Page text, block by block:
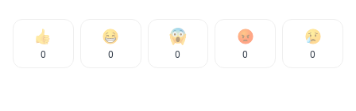
0 0 0 0 0